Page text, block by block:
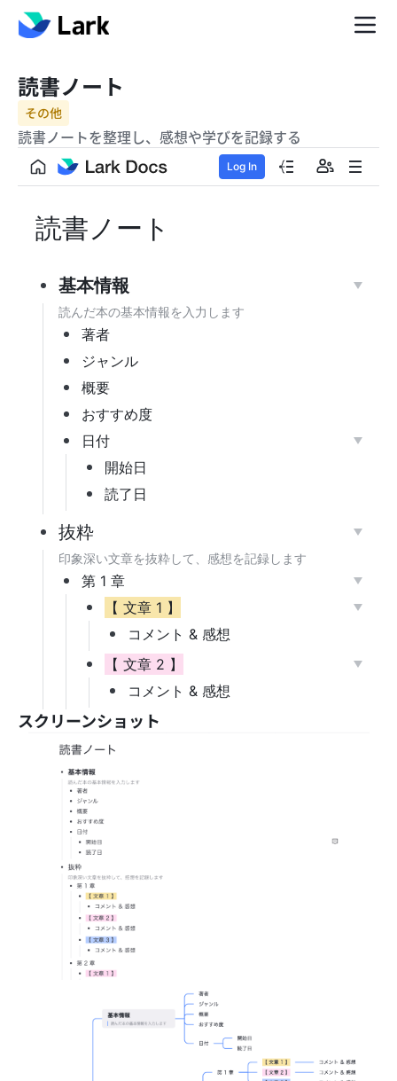
読書ノート
その他
読書ノートを整理し、感想や学びを記録する
スクリーンショット